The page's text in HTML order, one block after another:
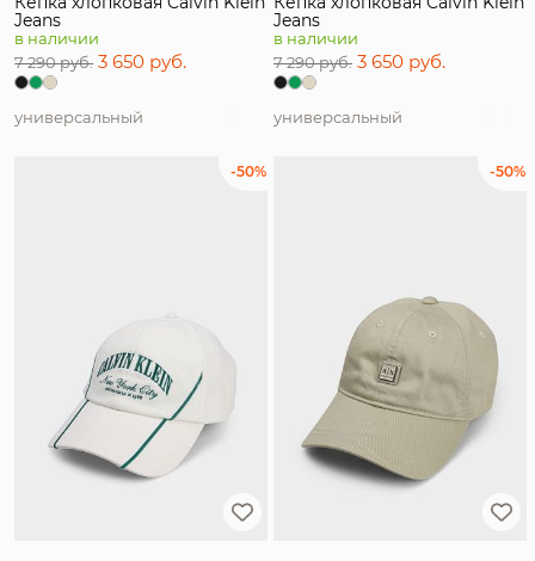
Jeans
в наличии
7 290 руб. 3 650 руб.
универсальный
Jeans
в наличии
7 290 руб. 3 650 руб.
универсальный
-50% -50%